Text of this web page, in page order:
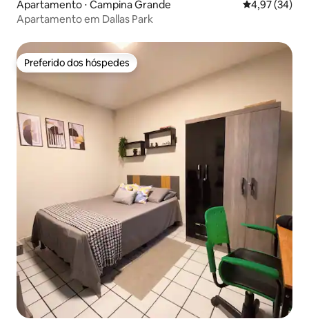
Apartamento ⋅ Campina Grande 4,97 de uma
4,97 (34)
Apartamento em Dallas Park
Preferido dos hóspedes
Preferido dos hóspedes